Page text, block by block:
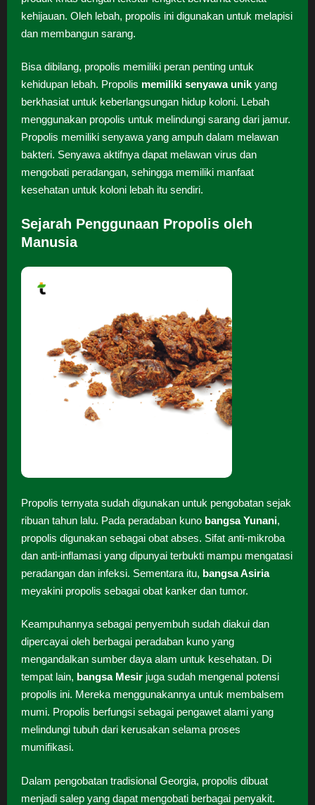
kehijauan. Oleh lebah, propolis ini digunakan untuk melapisi
dan membangun sarang.
Bisa dibilang, propolis memiliki peran penting untuk
kehidupan lebah. Propolis memiliki senyawa unik yang
berkhasiat untuk keberlangsungan hidup koloni. Lebah
menggunakan propolis untuk melindungi sarang dari jamur.
Propolis memiliki senyawa yang ampuh dalam melawan
bakteri. Senyawa aktifnya dapat melawan virus dan
mengobati peradangan, sehingga memiliki manfaat
kesehatan untuk koloni lebah itu sendiri.
Sejarah Penggunaan Propolis oleh
Manusia
Propolis ternyata sudah digunakan untuk pengobatan sejak
ribuan tahun lalu. Pada peradaban kuno bangsa Yunani,
propolis digunakan sebagai obat abses. Sifat anti-mikroba
dan anti-inflamasi yang dipunyai terbukti mampu mengatasi
peradangan dan infeksi. Sementara itu, bangsa Asiria
meyakini propolis sebagai obat kanker dan tumor.
Keampuhannya sebagai penyembuh sudah diakui dan
dipercayai oleh berbagai peradaban kuno yang
mengandalkan sumber daya alam untuk kesehatan. Di
tempat lain, bangsa Mesir juga sudah mengenal potensi
propolis ini. Mereka menggunakannya untuk membalsem
mumi. Propolis berfungsi sebagai pengawet alami yang
melindungi tubuh dari kerusakan selama proses
mumifikasi.
Dalam pengobatan tradisional Georgia, propolis dibuat
menjadi salep yang dapat mengobati berbagai penyakit.